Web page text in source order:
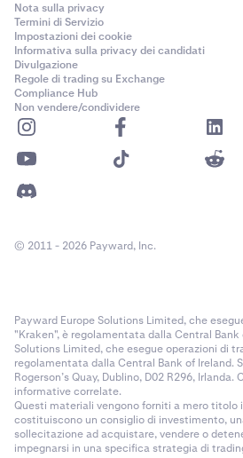
Nota sulla privacy
Termini di Servizio
Impostazioni dei cookie
Informativa sulla privacy dei candidati
Divulgazione
Regole di trading su Exchange
Compliance Hub
Non vendere/condividere
© 2011 - 2026 Payward, Inc.
Payward Europe Solutions Limited, che
"Kraken", è regolamentata dalla Central Bank
Solutions Limited, che esegue operazioni di
regolamentata dalla Central Bank of Ireland.
Rogerson’s Quay, Dublino, D02 R296, Irlanda.
informative correlate.
Questi materiali vengono forniti a mero titolo
costituiscono un consiglio di investimento,
sollecitazione ad acquistare, vendere o
impegnarsi in una specifica strategia di